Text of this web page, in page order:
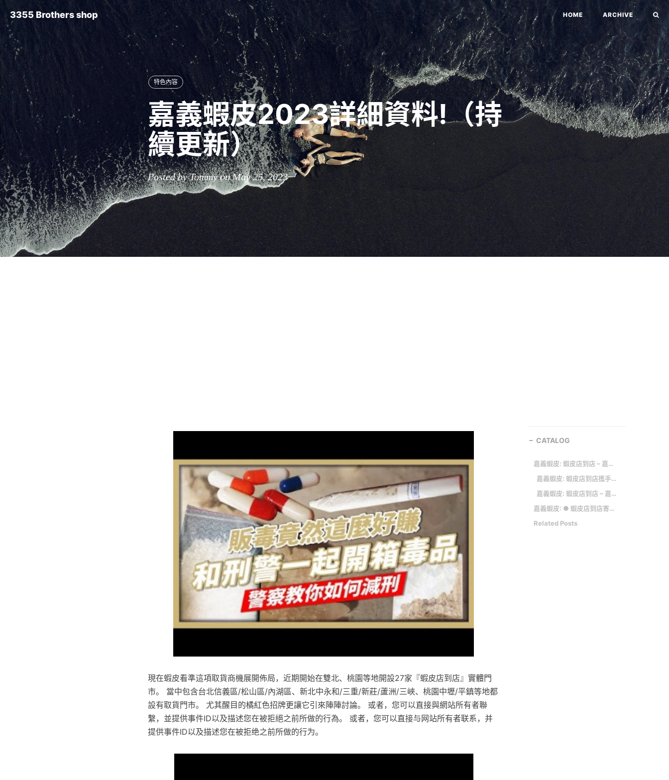
3355 Brothers shop HOME ARCHIVE
特色內容
嘉義蝦皮2023詳細資料!（持
續更新）
Posted by Tommy on May 25, 2023
現在蝦皮看準這項取貨商機展開佈局，近期開始在雙北、桃園等地開設27家『蝦皮店到店』實體門
市。 當中包含台北信義區/松山區/內湖區、新北中永和/三重/新莊/蘆洲/三峽、桃園中壢/平鎮等地都
設有取貨門市。 尤其醒目的橘紅色招牌更讓它引來陣陣討論。 或者，您可以直接與網站所有者聯
繫，並提供事件ID以及描述您在被拒絕之前所做的行為。 或者，您可以直接与网站所有者联系，并
提供事件ID以及描述您在被拒绝之前所做的行为。
CATALOG
嘉義蝦皮: 蝦皮店到店 – 嘉義興業二店
嘉義蝦皮: 蝦皮店到店攜手「亞太電信」，門市引進取換貨服務
嘉義蝦皮: 蝦皮店到店 – 嘉義民雄建國店
嘉義蝦皮: ● 蝦皮店到店寄取件服務時間: 週一~週日 上午11:30~晚上22:30
Related Posts